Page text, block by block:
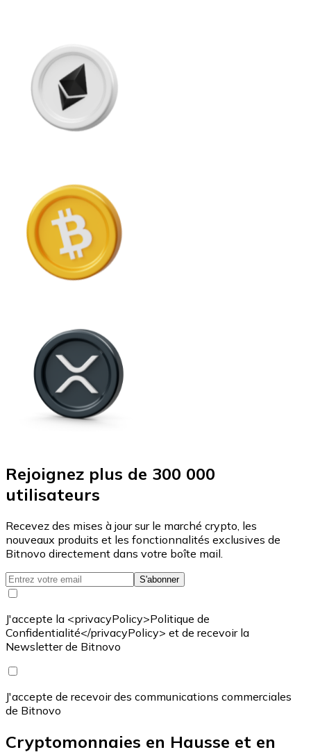
Rejoignez plus de 300 000
utilisateurs
Recevez des mises à jour sur le marché crypto, les
nouveaux produits et les fonctionnalités exclusives de
Bitnovo directement dans votre boîte mail.
S'abonner
J'accepte la <privacyPolicy>Politique de
Confidentialité</privacyPolicy> et de recevoir la
Newsletter de Bitnovo
J'accepte de recevoir des communications commerciales
de Bitnovo
Cryptomonnaies en Hausse et en